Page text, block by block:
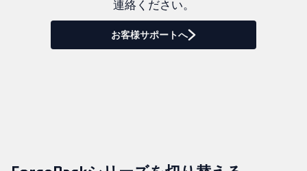
連絡ください。
お客様サポートへ